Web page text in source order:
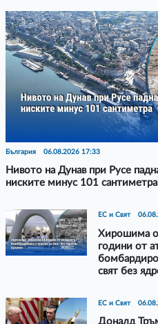
България 06.08.2026 17:33
Нивото на Дунав при Русе
ниските минус 101 сантиметра
ЕС и Свят
Хирошима
години от
свят без
ЕС и Свят
Доналд